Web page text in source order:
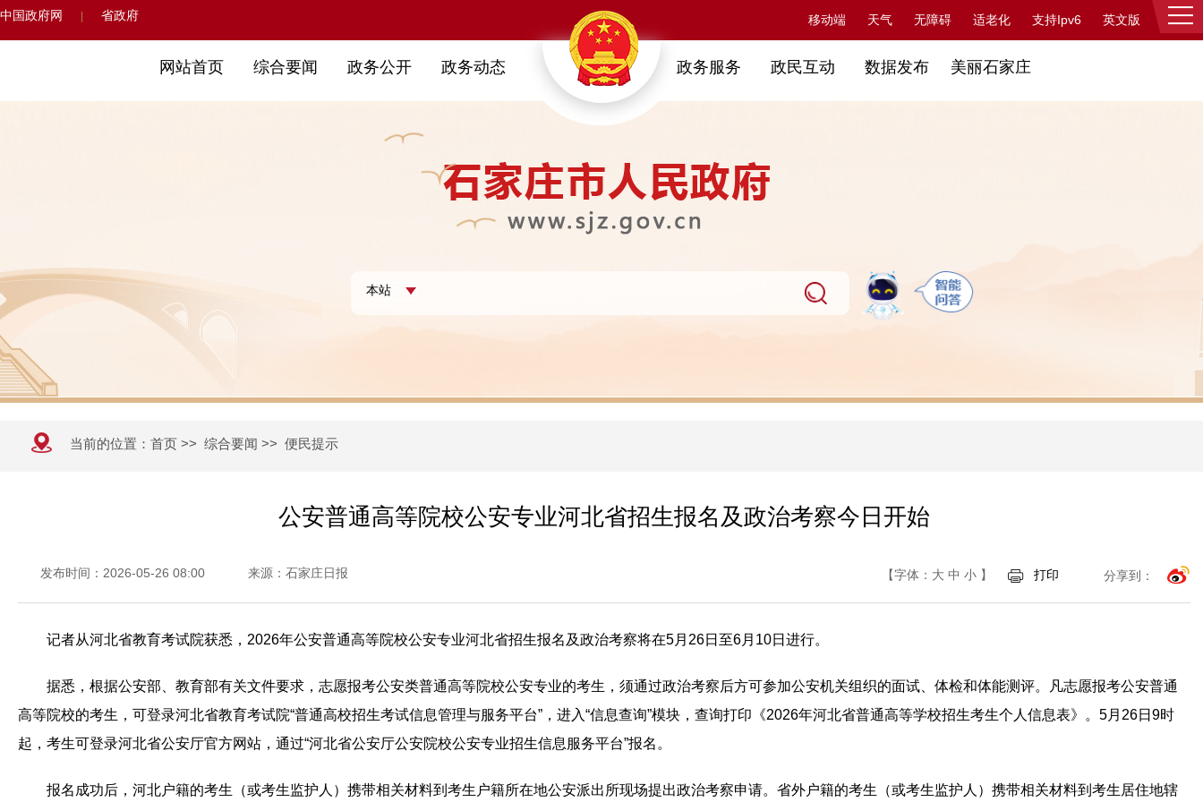
中国政府网 省政府 移动端 天气 无障碍 适老化 支持Ipv6 英文版 登录
网站首页 综合要闻 政务公开 政务动态 政务服务 政民互动 数据发布 美丽石家庄
当前的位置： 首页 >> 综合要闻 >> 便民提示
公安普通高等院校公安专业河北省招生报名及政治考察今日开始
发布时间：2026-05-26 08:00 来源：石家庄日报 【字体： 大 中 小 】 打印 分享到：
记者从河北省教育考试院获悉，2026年公安普通高等院校公安专业河北省招生报名及政治考察将在5月26日至6月10日进行。
据悉，根据公安部、教育部有关文件要求，志愿报考公安类普通高等院校公安专业的考生，须通过政治考察后方可参加公安机关组织的面试、体检和体能测评。凡志愿报考公安普通
高等院校的考生，可登录河北省教育考试院“普通高校招生考试信息管理与服务平台”，进入“信息查询”模块，查询打印《2026年河北省普通高等学校招生考生个人信息表》。5月26日9时
起，考生可登录河北省公安厅官方网站，通过“河北省公安厅公安院校公安专业招生信息服务平台”报名。
报名成功后，河北户籍的考生（或考生监护人）携带相关材料到考生户籍所在地公安派出所现场提出政治考察申请。省外户籍的考生（或考生监护人）携带相关材料到考生居住地辖